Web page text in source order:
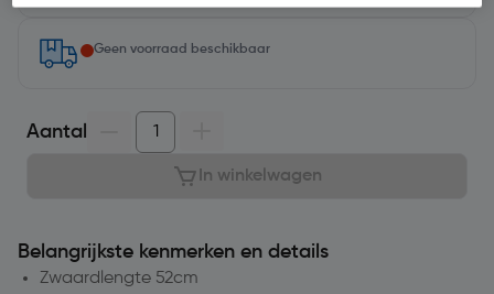
Geen voorraad beschikbaar
Aantal
In winkelwagen
Belangrijkste kenmerken en details
Zwaardlengte 52cm